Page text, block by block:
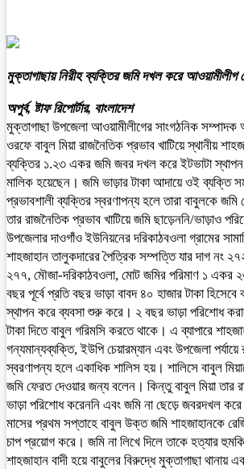
মুক্তাগাছায় নিরীহ ব্যক্তির জমি দখল করে আওয়ামীলীগ
অপুর্ব, ষ্টাফ রিপোর্টার, বাংলাদেশ
মুক্তাগাছা উপজেলা আওয়ামীলীগের সাংগঠনিক সম্পাদক
ওরফে বাবুল মিয়া রাজনৈতিক প্রভাব খাটিয়ে স্থানীয়
ব্যক্তির ১.২৩ একর জমি জবর দখল করে ইটভাটা স্থাপন
মালিক হয়েছেন। জমি ভাড়ার টাকা আদায়ে ওই ব্যক্তি
প্রভাবশালী ব্যক্তির স্বরণাপন্য হলে তারা বাবুলকে
তার রাজনৈতিক প্রভাব খাটিয়ে জমি ছাড়েননি/ভাড়াও
উপজেলার দাওগাঁও ইউনিয়নের দরিকাঠবওলা গ্রামের
শাহজাহান তালুকদারের পৈত্রিক সম্পত্তি যার দাগ
২৭৭, মৌজা-দরিকাঠবওলা, মোট জমির পরিমাণ ১
বছর পূর্বে প্রতি বছর ভাড়া বাবদ ৪০ হাজার টাকা হিসেবে
স্থাপন করে ব্যবসা শুরু করে। ২ বছর ভাড়া পরিশোধ
টাকা দিতে বাবুল গরিমসি করতে থাকে। এ ব্যাপারে
গন্যমান্যব্যক্তি, ইউপি চেয়ারম্যান এবং উপজেলা
স্বরণাপন্য হলে একাধিক শালিস হয়। শালিসে বাবুল
জমি ফেরত দেওয়ার জন্য বলেন। কিন্তু বাবুল মিয়া তার
ভাড়া পরিশোধ করেননি এবং জমি না ছেড়ে জবরদখল
মাসের প্রথম সপ্তাহে বাবুল উক্ত জমি শাহজাহানকে
চাপ প্রয়োগ করে। জমি না লিখে দিলে তাকে হত্যার
শাহজাহান বাদী হয়ে বাবুলের বিরুদ্ধে মুক্তাগাছা থানায়